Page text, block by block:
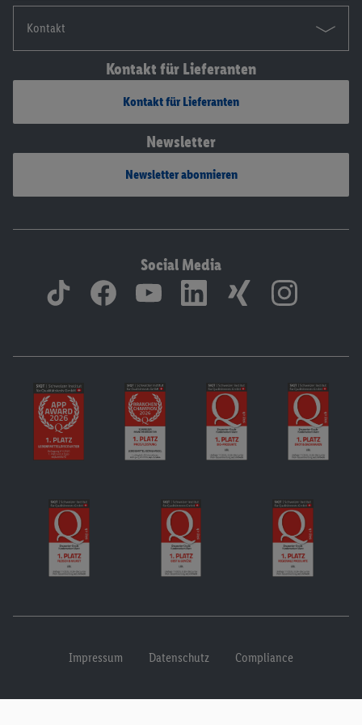
Kontakt
Kontakt für Lieferanten
Kontakt für Lieferanten
Newsletter
Newsletter abonnieren
Social Media
Impressum Datenschutz Compliance